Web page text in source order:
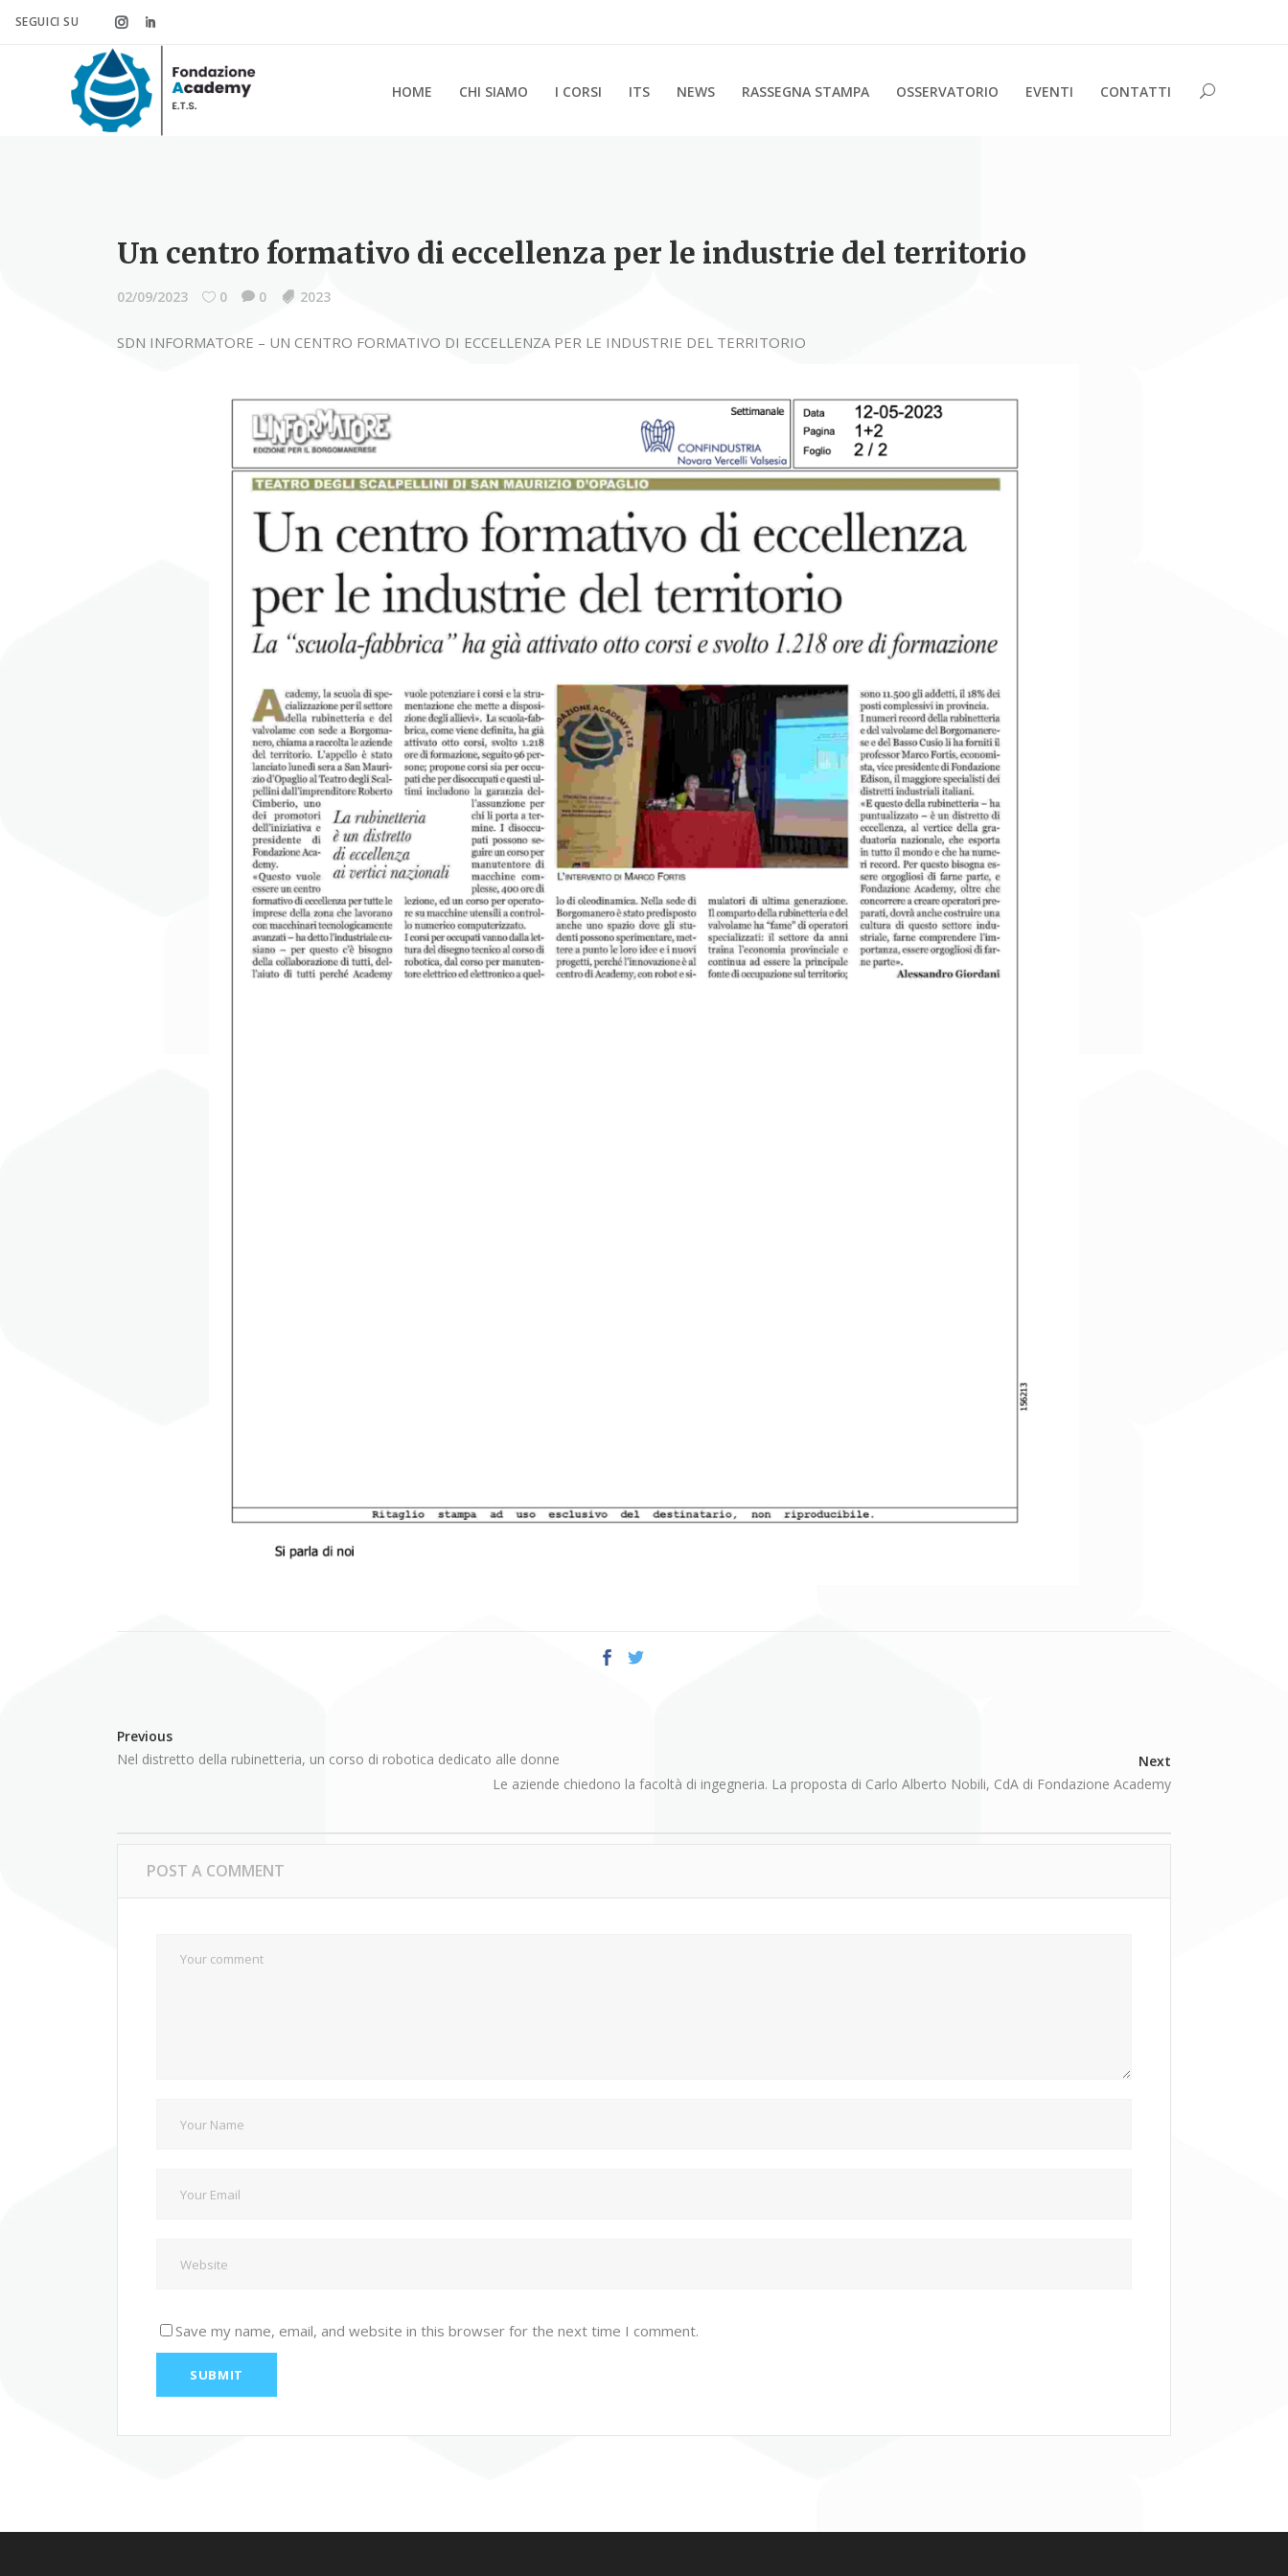
SEGUICI SU
HOME CHI SIAMO I CORSI ITS NEWS RASSEGNA STAMPA OSSERVATORIO EVENTI CONTATTI
Un centro formativo di eccellenza per le industrie del territorio
02/09/2023 0 0 2023
SDN INFORMATORE – UN CENTRO FORMATIVO DI ECCELLENZA PER LE INDUSTRIE DEL TERRITORIO
Previous
Nel distretto della rubinetteria, un corso di robotica dedicato alle donne
Next
Le aziende chiedono la facoltà di ingegneria. La proposta di Carlo Alberto Nobili, CdA di Fondazione Academy
POST A COMMENT
Save my name, email, and website in this browser for the next time I comment.